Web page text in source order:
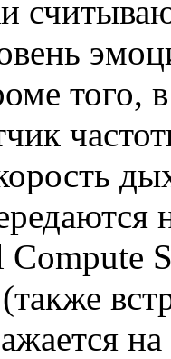
того,
Compute
на